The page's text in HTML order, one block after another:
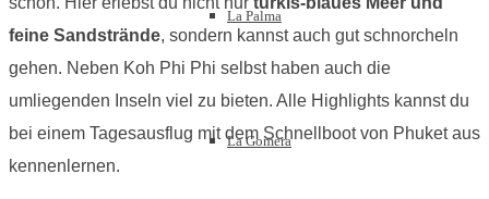
La Palma
La Gomera
feine Sandstrände, sondern kannst auch gut schnorcheln
gehen. Neben Koh Phi Phi selbst haben auch die
umliegenden Inseln viel zu bieten. Alle Highlights kannst du
bei einem Tagesausflug mit dem Schnellboot von Phuket aus
kennenlernen.